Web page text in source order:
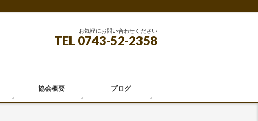
お気軽にお問い合わせください
TEL 0743-52-2358
協会概要 ブログ